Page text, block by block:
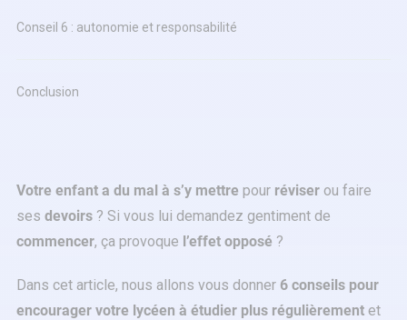
Votre enfant a du mal à s’y mettre pour réviser ou faire
ses devoirs ? Si vous lui demandez gentiment de
commencer, ça provoque l’effet opposé ?
Dans cet article, nous allons vous donner 6 conseils pour
encourager votre lycéen à étudier plus régulièrement et
Conseil 6 : autonomie et responsabilité
Conclusion